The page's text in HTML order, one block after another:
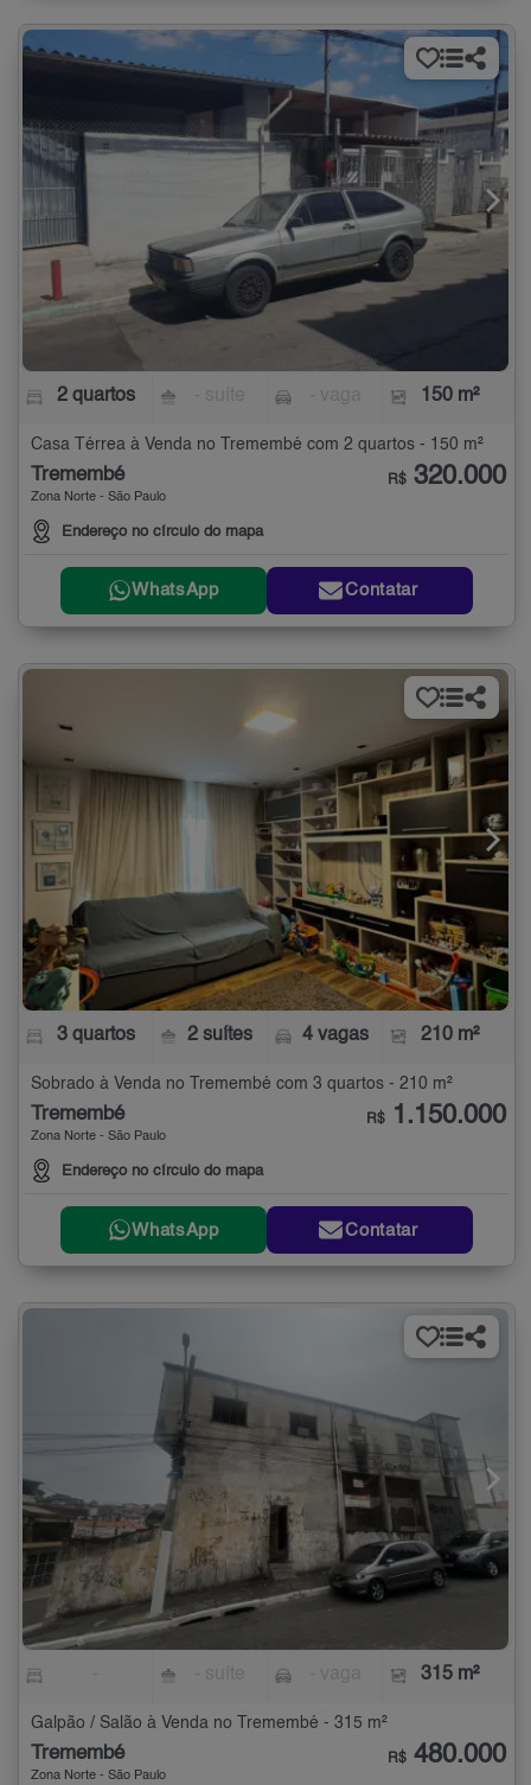
2 quartos 150 m²
Casa Térrea à Venda no Tremembé com 2 quartos - 150 m²
Tremembé
Zona Norte - São Paulo
Endereço no círculo do mapa
R$ 320.000
WhatsApp Contatar
3 quartos 2 suítes 4 vagas 210 m²
Sobrado à Venda no Tremembé com 3 quartos - 210 m²
Tremembé
Zona Norte - São Paulo
Endereço no círculo do mapa
R$ 1.150.000
WhatsApp Contatar
315 m²
Galpão / Salão à Venda no Tremembé - 315 m²
Tremembé
Zona Norte - São Paulo
R$ 480.000